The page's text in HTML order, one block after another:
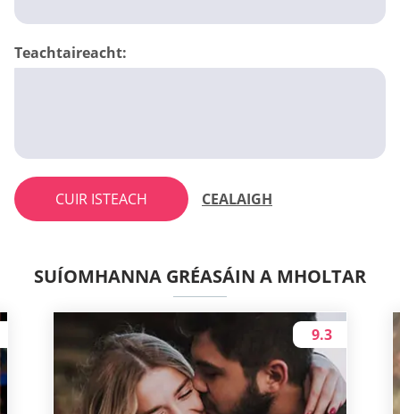
Teachtaireacht:
CUIR ISTEACH CEALAIGH
SUÍOMHANNA GRÉASÁIN A MHOLTAR
9.3